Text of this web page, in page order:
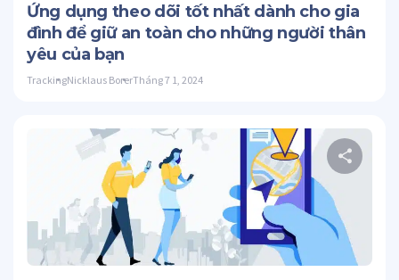
Ứng dụng theo dõi tốt nhất dành cho gia
đình để giữ an toàn cho những người thân
yêu của bạn
TrackingNicklaus BorerTháng 7 1, 2024
Twitter